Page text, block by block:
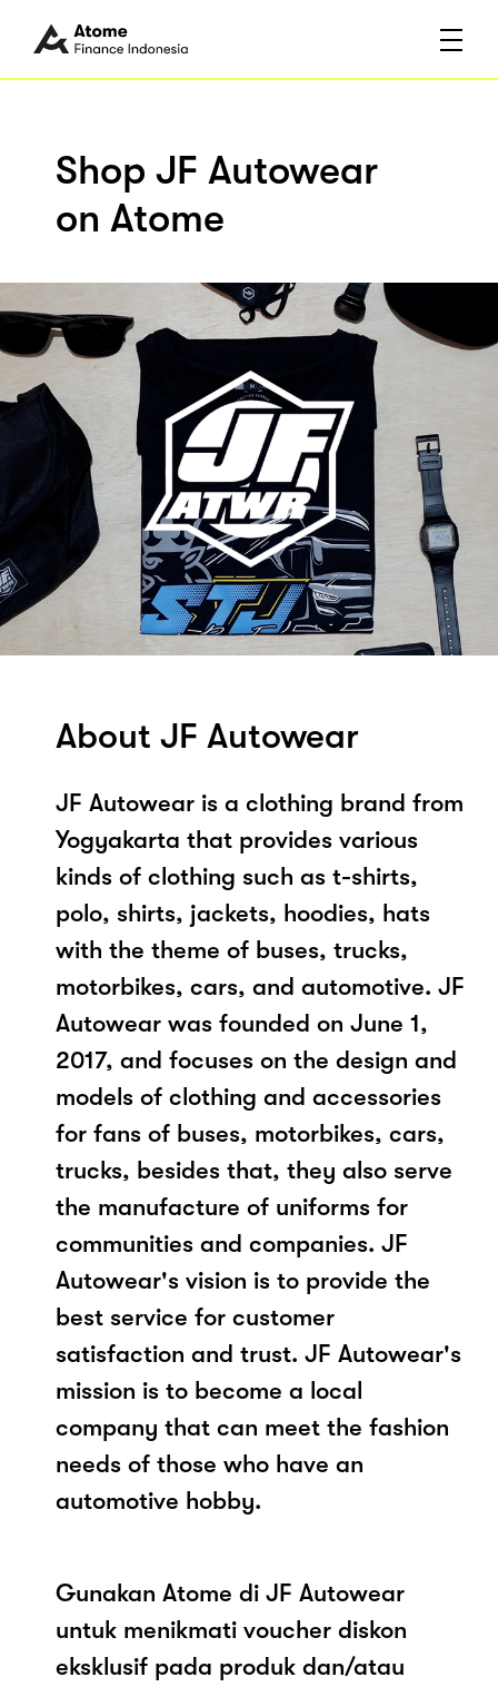
Shop JF Autowear
on Atome
About JF Autowear
JF Autowear is a clothing brand from
Yogyakarta that provides various
kinds of clothing such as t-shirts,
polo, shirts, jackets, hoodies, hats
with the theme of buses, trucks,
motorbikes, cars, and automotive. JF
Autowear was founded on June 1,
2017, and focuses on the design and
models of clothing and accessories
for fans of buses, motorbikes, cars,
trucks, besides that, they also serve
the manufacture of uniforms for
communities and companies. JF
Autowear's vision is to provide the
best service for customer
satisfaction and trust. JF Autowear's
mission is to become a local
company that can meet the fashion
needs of those who have an
automotive hobby.
Gunakan Atome di JF Autowear
untuk menikmati voucher diskon
eksklusif pada produk dan/atau